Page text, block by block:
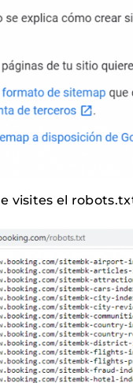
visites el